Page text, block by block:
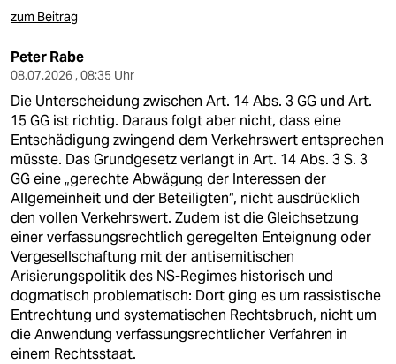
zum Beitrag
Peter Rabe
08.07.2026 , 08:35 Uhr
Die Unterscheidung zwischen Art. 14 Abs. 3 GG und Art.
15 GG ist richtig. Daraus folgt aber nicht, dass eine
Entschädigung zwingend dem Verkehrswert entsprechen
müsste. Das Grundgesetz verlangt in Art. 14 Abs. 3 S. 3
GG eine „gerechte Abwägung der Interessen der
Allgemeinheit und der Beteiligten“, nicht ausdrücklich
den vollen Verkehrswert. Zudem ist die Gleichsetzung
einer verfassungsrechtlich geregelten Enteignung oder
Vergesellschaftung mit der antisemitischen
Arisierungspolitik des NS-Regimes historisch und
dogmatisch problematisch: Dort ging es um rassistische
Entrechtung und systematischen Rechtsbruch, nicht um
die Anwendung verfassungsrechtlicher Verfahren in
einem Rechtsstaat.